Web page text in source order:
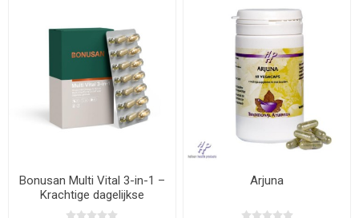
Bonusan Multi Vital 3-in-1 –
Krachtige dagelijkse
multivitamine
Arjuna